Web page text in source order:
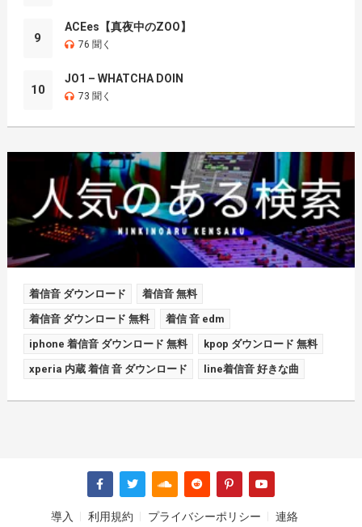
9
ACEes【真夜中のZOO】
76 聞く
10
JO1 – WHATCHA DOIN
73 聞く
着信音 ダウンロード 着信音 無料
着信音 ダウンロード 無料 着信 音 edm
iphone 着信音 ダウンロード 無料 kpop ダウンロード 無料
xperia 内蔵 着信 音 ダウンロード line着信音 好きな曲
導入 利用規約 プライバシーポリシー 連絡